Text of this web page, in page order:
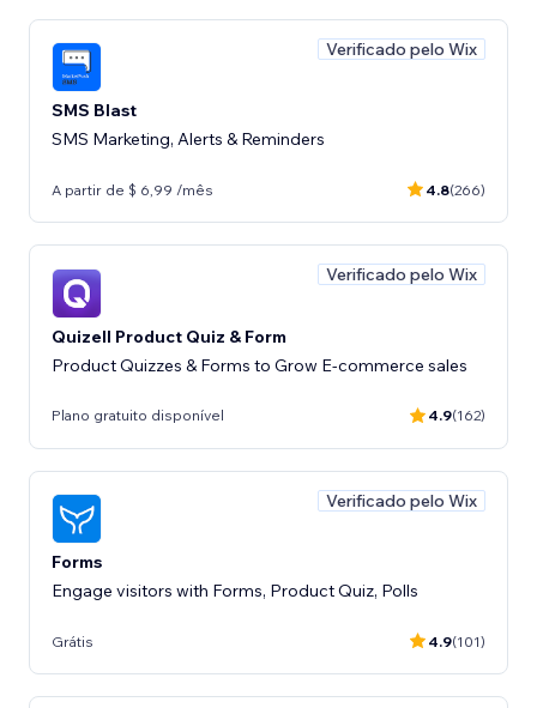
Verificado pelo Wix
SMS Blast
SMS Marketing, Alerts & Reminders
A partir de $ 6,99 /mês 4.8(266)
Verificado pelo Wix
Quizell Product Quiz & Form
Product Quizzes & Forms to Grow E-commerce sales
Plano gratuito disponível 4.9(162)
Verificado pelo Wix
Forms
Engage visitors with Forms, Product Quiz, Polls
Grátis 4.9(101)